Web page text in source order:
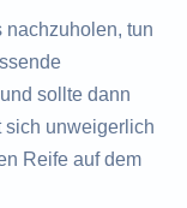
nachzuholen, tun
sollte dann
sich unweigerlich
Reife auf dem